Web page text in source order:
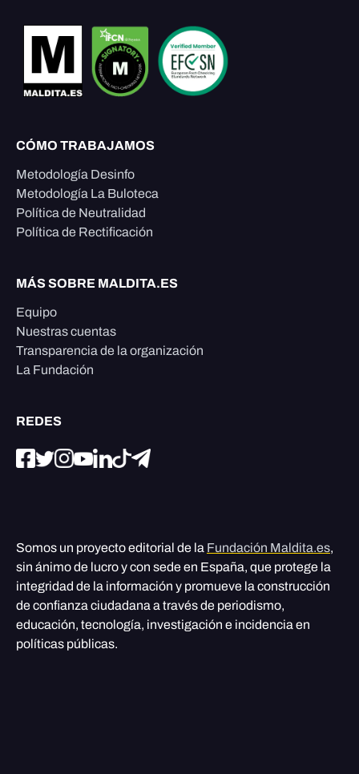
CÓMO TRABAJAMOS
Metodología Desinfo
Metodología La Buloteca
Política de Neutralidad
Política de Rectificación
MÁS SOBRE MALDITA.ES
Equipo
Nuestras cuentas
Transparencia de la organización
La Fundación
REDES
Somos un proyecto editorial de la Fundación Maldita.es,
sin ánimo de lucro y con sede en España, que protege la
integridad de la información y promueve la construcción
de confianza ciudadana a través de periodismo,
educación, tecnología, investigación e incidencia en
políticas públicas.